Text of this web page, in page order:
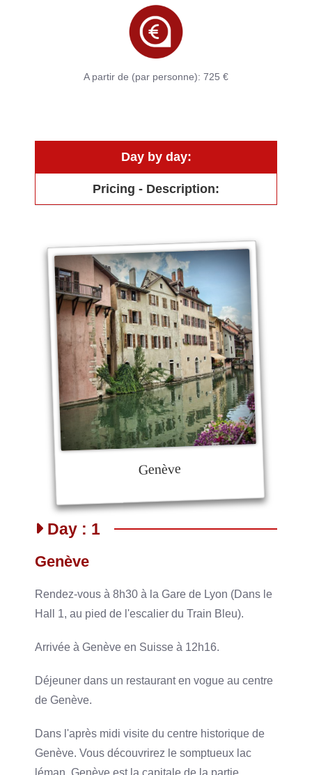
A partir de (par personne): 725 €
Day by day:
Pricing - Description:
Genève
Day : 1
Genève
Rendez-vous à 8h30 à la Gare de Lyon (Dans le
Hall 1, au pied de l'escalier du Train Bleu).
Arrivée à Genève en Suisse à 12h16.
Déjeuner dans un restaurant en vogue au centre
de Genève.
Dans l'après midi visite du centre historique de
Genève. Vous découvrirez le somptueux lac
léman. Genève est la capitale de la partie